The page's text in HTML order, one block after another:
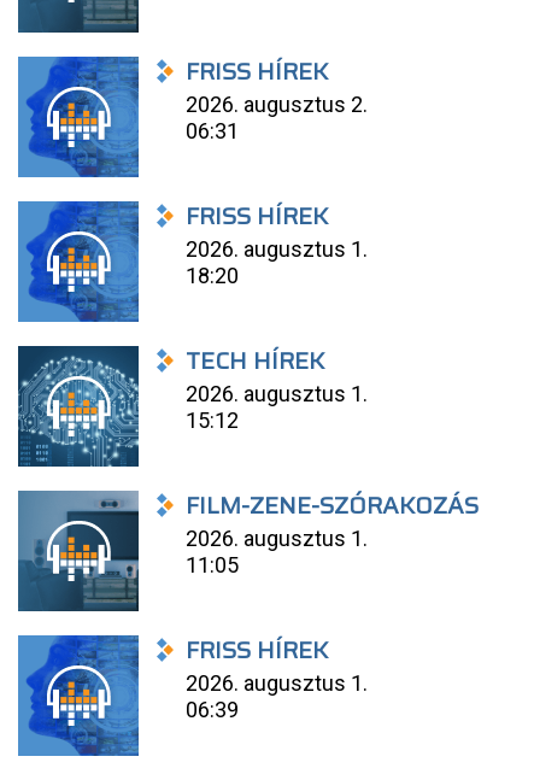
FRISS HÍREK
2026. augusztus 2.
06:31
FRISS HÍREK
2026. augusztus 1.
18:20
TECH HÍREK
2026. augusztus 1.
15:12
FILM-ZENE-SZÓRAKOZÁS
2026. augusztus 1.
11:05
FRISS HÍREK
2026. augusztus 1.
06:39